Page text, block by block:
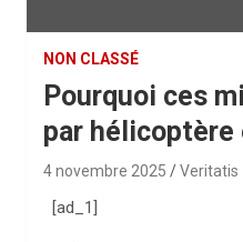
NON CLASSÉ
Pourquoi ces
par hélicoptère
4 novembre 2025 Veritatis
[ad_1]